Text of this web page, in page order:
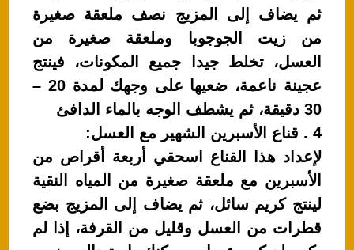
ثم يضاف إلى المزيج نصف ملعقة صغيرة
من زيت الجوجوبا وملعقة صغيرة من
العسل، تخلط جيدا جميع المكونات، فينتج
عجينة ناعمة، ضعيها على وجهك لمدة 20 –
30 دقيقة، ثم يشطف الوجه بالماء الدافئ
4 . قناع الأسبرين الشهير مع العسل:
لإعداد هذا القناع اسحقي أربعة أقراص من
الأسبرين مع ملعقة صغيرة من المياه النقية
لينتج كريم سائل، ثم يضاف إلى المزيج بضع
قطرات من العسل وقليل من القرفة، إذا لم